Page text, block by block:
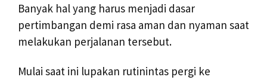
Banyak hal yang harus menjadi dasar
pertimbangan demi rasa aman dan nyaman saat
melakukan perjalanan tersebut.
Mulai saat ini lupakan rutinintas pergi ke